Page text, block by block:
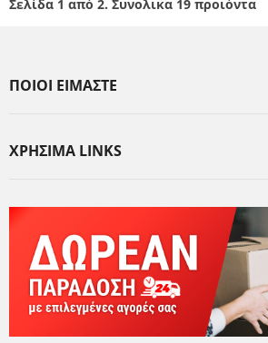
Σελίδα 1 από 2. Συνολικα 19 προιόντα
ΠΟΙΟΙ ΕΙΜΑΣΤΕ
ΧΡΗΣΙΜΑ LINKS